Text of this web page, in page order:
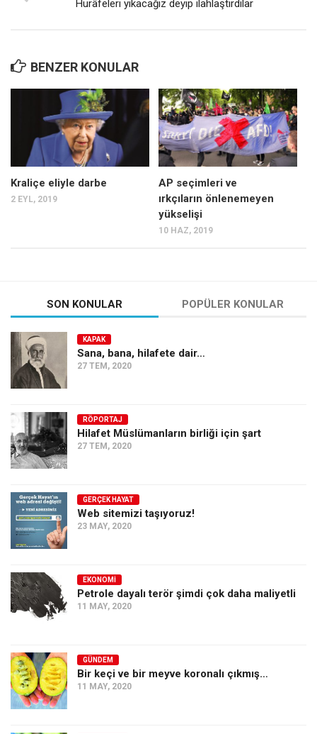
Hurâfeleri yıkacağız deyip ilahlaştırdılar
BENZER KONULAR
Kraliçe eliyle darbe
2 EYL, 2019
AP seçimleri ve
ırkçıların önlenemeyen
yükselişi
10 HAZ, 2019
SON KONULAR POPÜLER KONULAR
KAPAK
Sana, bana, hilafete dair…
27 TEM, 2020
RÖPORTAJ
Hilafet Müslümanların birliği için şart
27 TEM, 2020
GERÇEK HAYAT
Web sitemizi taşıyoruz!
23 MAY, 2020
EKONOMI
Petrole dayalı terör şimdi çok daha maliyetli
11 MAY, 2020
GÜNDEM
Bir keçi ve bir meyve koronalı çıkmış…
11 MAY, 2020